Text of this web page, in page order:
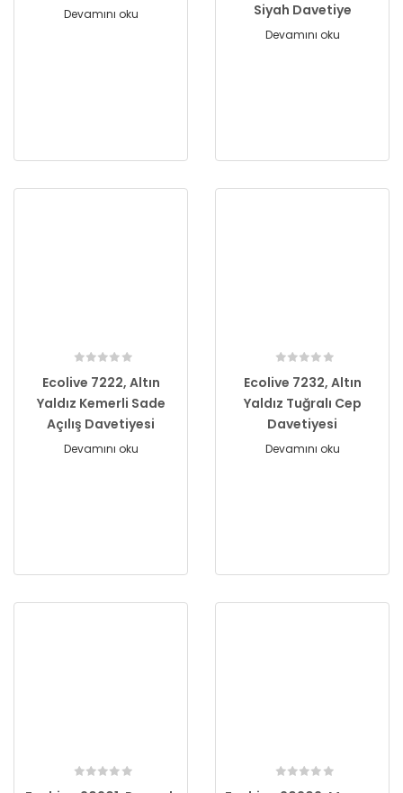
Devamını oku
Siyah Davetiye
Devamını oku
Ecolive 7222, Altın
Yaldız Kemerli Sade
Açılış Davetiyesi
Devamını oku
Ecolive 7232, Altın
Yaldız Tuğralı Cep
Davetiyesi
Devamını oku